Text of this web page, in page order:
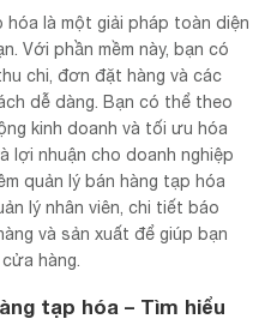
hóa là một giải pháp toàn diện
Với phần mềm này, bạn có
chi, đơn đặt hàng và các
dễ dàng. Bạn có thể theo
kinh doanh và tối ưu hóa
lợi nhuận cho doanh nghiệp
quản lý bán hàng tạp hóa
lý nhân viên, chi tiết báo
và sản xuất để giúp bạn
hàng.
tạp hóa – Tìm hiểu